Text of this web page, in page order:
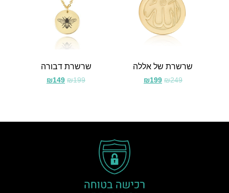
שרשרת של אללה
₪249
₪199
שרשרת דבורה
₪199
₪149